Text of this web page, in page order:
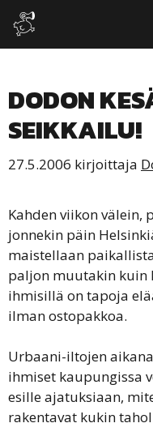
Siirry
sisältöön
DODON
SEIKKAILU!
27.5.2006 kirjoittaja
Kahden viikon
jonnekin päin
maistellaan
paljon muutakin kuin
ihmisillä on tapoja
ilman ostopakkoa.
Urbaani-iltojen
ihmiset kaupungissa
esille ajatuksiaan,
rakentavat kukin